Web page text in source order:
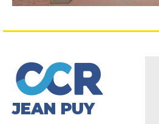
JEAN PUY